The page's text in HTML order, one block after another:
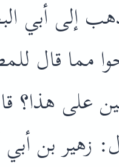
إلى أبي
مما قال
على هذا؟
زهير بن